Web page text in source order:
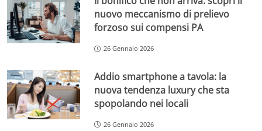
nuovo meccanismo di prelievo
forzoso sui compensi PA
26 Gennaio 2026
Addio smartphone a tavola: la
nuova tendenza luxury che sta
spopolando nei locali
26 Gennaio 2026